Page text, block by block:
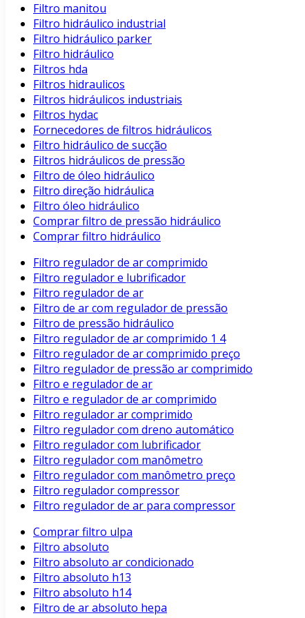
Filtro manitou
Filtro hidráulico industrial
Filtro hidráulico parker
Filtro hidráulico
Filtros hda
Filtros hidraulicos
Filtros hidráulicos industriais
Filtros hydac
Fornecedores de filtros hidráulicos
Filtro hidráulico de sucção
Filtros hidráulicos de pressão
Filtro de óleo hidráulico
Filtro direção hidráulica
Filtro óleo hidráulico
Comprar filtro de pressão hidráulico
Comprar filtro hidráulico
Filtro regulador de ar comprimido
Filtro regulador e lubrificador
Filtro regulador de ar
Filtro de ar com regulador de pressão
Filtro de pressão hidráulico
Filtro regulador de ar comprimido 1 4
Filtro regulador de ar comprimido preço
Filtro regulador de pressão ar comprimido
Filtro e regulador de ar
Filtro e regulador de ar comprimido
Filtro regulador ar comprimido
Filtro regulador com dreno automático
Filtro regulador com lubrificador
Filtro regulador com manômetro
Filtro regulador com manômetro preço
Filtro regulador compressor
Filtro regulador de ar para compressor
Comprar filtro ulpa
Filtro absoluto
Filtro absoluto ar condicionado
Filtro absoluto h13
Filtro absoluto h14
Filtro de ar absoluto hepa